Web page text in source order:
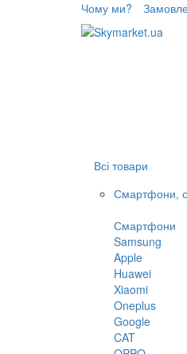
Чому ми?
Всі товари
Смартфони,
Смартфони
Samsung
Apple
Huawei
Xiaomi
Oneplus
Google
CAT